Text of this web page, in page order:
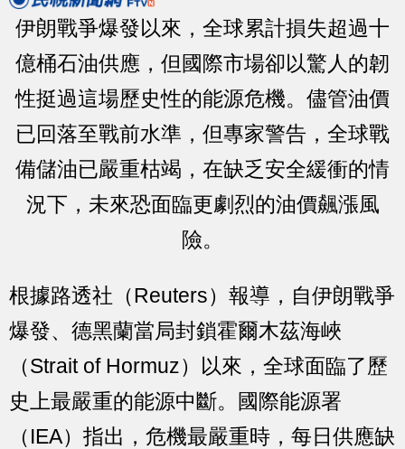
伊朗戰爭爆發以來，全球累計損失超過十
億桶石油供應，但國際市場卻以驚人的韌
性挺過這場歷史性的能源危機。儘管油價
已回落至戰前水準，但專家警告，全球戰
備儲油已嚴重枯竭，在缺乏安全緩衝的情
況下，未來恐面臨更劇烈的油價飆漲風
險。
根據路透社（Reuters）報導，自伊朗戰爭
爆發、德黑蘭當局封鎖霍爾木茲海峽
（Strait of Hormuz）以來，全球面臨了歷
史上最嚴重的能源中斷。國際能源署
（IEA）指出，危機最嚴重時，每日供應缺